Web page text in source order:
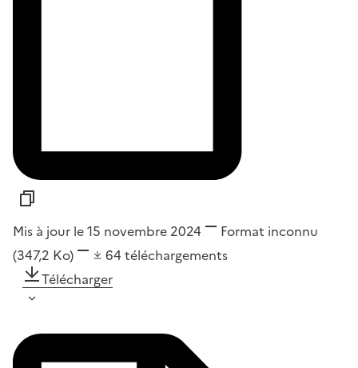
Mis à jour le 15 novembre 2024 Format inconnu
(347,2 Ko)
64 téléchargements
Télécharger